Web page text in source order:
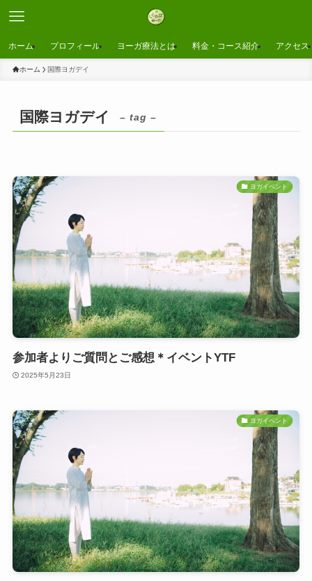
ホーム プロフィール ヨーガ療法とは 料金・コース紹介 アクセス
ホーム 国際ヨガデイ
国際ヨガデイ – tag –
ヨガイベント
参加者よりご質問とご感想＊イベントYTF
2025年5月23日
ヨガイベント